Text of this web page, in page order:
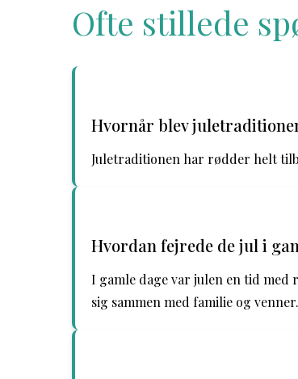
Ofte stillede
Hvornår blev
Juletraditionen har rødder helt
Hvordan fejrede de jul i
I gamle dage var julen en tid
sig sammen med familie og venner.